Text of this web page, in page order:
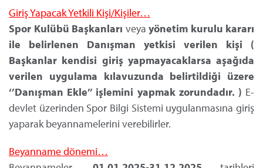
Giriş Yapacak Yetkili Kişi/Kişiler…
Spor Kulübü Başkanları veya yönetim kurulu kararı
ile belirlenen Danışman yetkisi verilen kişi (
Başkanlar kendisi giriş yapmayacaklarsa aşağıda
verilen uygulama kılavuzunda belirtildiği üzere
‘’Danışman Ekle’’ işlemini yapmak zorundadır. ) E-
devlet üzerinden Spor Bilgi Sistemi uygulanmasına giriş
yaparak beyannamelerini verebilirler.
Beyanname dönemi…